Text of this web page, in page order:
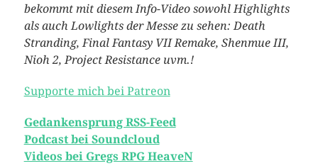
bekommt mit diesem Info-Video sowohl Highlights
als auch Lowlights der Messe zu sehen: Death
Stranding, Final Fantasy VII Remake, Shenmue III,
Nioh 2, Project Resistance uvm.!
Supporte mich bei Patreon
Gedankensprung RSS-Feed
Podcast bei Soundcloud
Videos bei Gregs RPG HeaveN